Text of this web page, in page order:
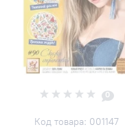
0
Код товара: 001147